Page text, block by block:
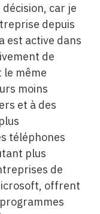
car je
depuis
est active dans
de
le même
moins
et à des
téléphones
plus
de
offrent